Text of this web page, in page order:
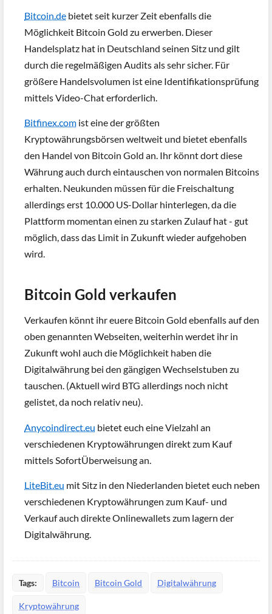
Bitcoin.de bietet seit kurzer Zeit ebenfalls die
Möglichkeit Bitcoin Gold zu erwerben. Dieser
Handelsplatz hat in Deutschland seinen Sitz und gilt
durch die regelmäßigen Audits als sehr sicher. Für
größere Handelsvolumen ist eine Identifikationsprüfung
mittels Video-Chat erforderlich.
Bitfinex.com ist eine der größten
Kryptowährungsbörsen weltweit und bietet ebenfalls
den Handel von Bitcoin Gold an. Ihr könnt dort diese
Währung auch durch eintauschen von normalen Bitcoins
erhalten. Neukunden müssen für die Freischaltung
allerdings erst 10.000 US-Dollar hinterlegen, da die
Plattform momentan einen zu starken Zulauf hat - gut
möglich, dass das Limit in Zukunft wieder aufgehoben
wird.
Bitcoin Gold verkaufen
Verkaufen könnt ihr euere Bitcoin Gold ebenfalls auf den
oben genannten Webseiten, weiterhin werdet ihr in
Zukunft wohl auch die Möglichkeit haben die
Digitalwährung bei den gängigen Wechselstuben zu
tauschen. (Aktuell wird BTG allerdings noch nicht
gelistet, da noch relativ neu).
Anycoindirect.eu bietet euch eine Vielzahl an
verschiedenen Kryptowährungen direkt zum Kauf
mittels SofortÜberweisung an.
LiteBit.eu mit Sitz in den Niederlanden bietet euch neben
verschiedenen Kryptowährungen zum Kauf- und
Verkauf auch direkte Onlinewallets zum lagern der
Digitalwährung.
Tags: Bitcoin Bitcoin Gold Digitalwährung
Kryptowährung